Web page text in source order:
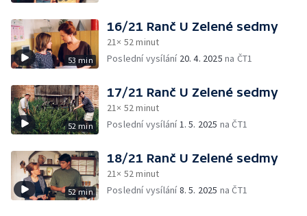
53 min
16/21 Ranč U Zelené sedmy
21× 52 minut
Poslední vysílání 20. 4. 2025 na ČT1
52 min
17/21 Ranč U Zelené sedmy
21× 52 minut
Poslední vysílání1. 5. 2025 na ČT1
52 min
18/21 Ranč U Zelené sedmy
21× 52 minut
Poslední vysílání8. 5. 2025 na ČT1